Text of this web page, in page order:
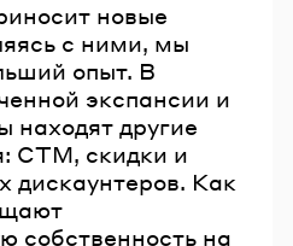
новые
с ними, мы
опыт. В
экспансии и
находят другие
СТМ, скидки и
дискаунтеров. Как
собственность на